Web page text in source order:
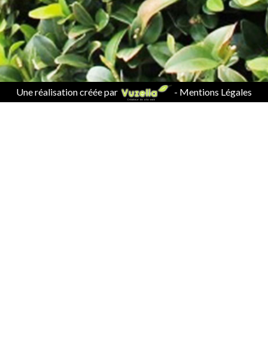
Une réalisation créée par - Mentions Légales